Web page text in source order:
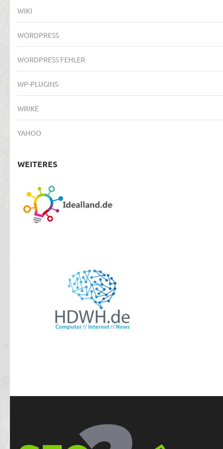
WIKI
WORDPRESS
WORDPRESS FEHLER
WP-PLUGINS
WRIKE
YAHOO
WEITERES